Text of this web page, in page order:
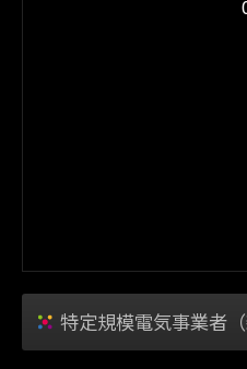
特定規模電気事業者